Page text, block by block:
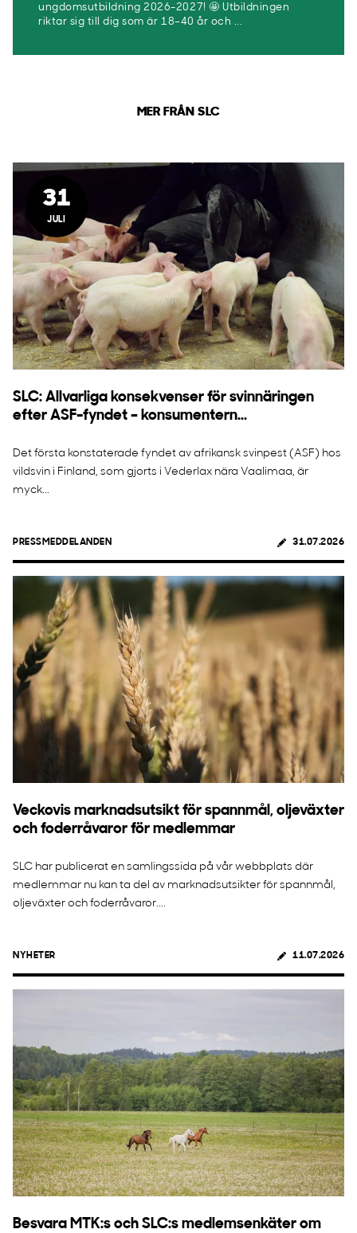
ungdomsutbildning 2026-2027! 🤩 Utbildningen
riktar sig till dig som är 18–40 år och ...
MER FRÅN SLC
31
JULI
SLC: Allvarliga konsekvenser för svinnäringen
efter ASF-fyndet – konsumentern...
Det första konstaterade fyndet av afrikansk svinpest (ASF) hos
vildsvin i Finland, som gjorts i Vederlax nära Vaalimaa, är
myck...
PRESSMEDDELANDEN 31.07.2026
Veckovis marknadsutsikt för spannmål, oljeväxter
och foderråvaror för medlemmar
SLC har publicerat en samlingssida på vår webbplats där
medlemmar nu kan ta del av marknadsutsikter för spannmål,
oljeväxter och foderråvaror....
NYHETER 11.07.2026
Besvara MTK:s och SLC:s medlemsenkäter om